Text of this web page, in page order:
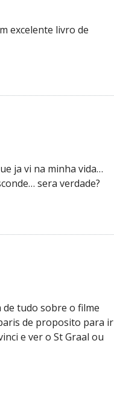
excelente livro de
ja vi na minha vida…
sera verdade?
de tudo sobre o filme
de proposito para ir
e ver o St Graal ou